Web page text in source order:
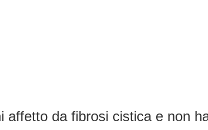
affetto da fibrosi cistica e non